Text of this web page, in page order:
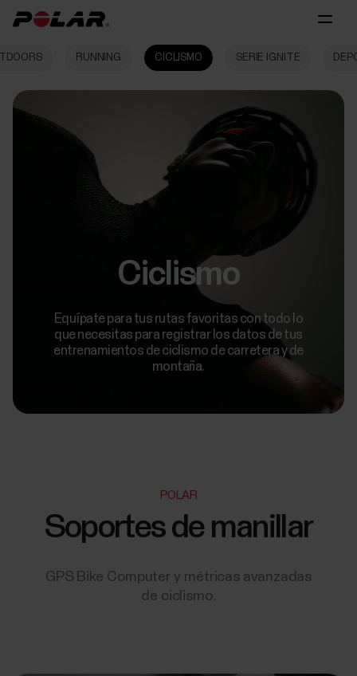
RUNNING CICLISMO SERIE IGNITE
Ciclismo
Equípate para tus rutas favoritas con todo lo
que necesitas para registrar los datos de tus
entrenamientos de ciclismo de carretera y de
montaña.
POLAR
Soportes de manillar
GPS Bike Computer y métricas avanzadas
de ciclismo.